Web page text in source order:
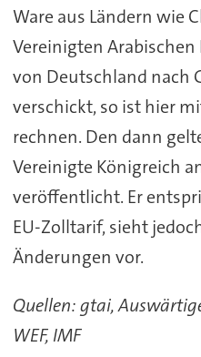
Ware aus Ländern wie
Vereinigten
von Deutschland nach
verschickt, so ist hier
rechnen. Den dann
Vereinigte Königreich
veröffentlicht. Er
EU-Zolltarif, sieht
Änderungen vor.
Quellen: gtai,
WEF, IMF